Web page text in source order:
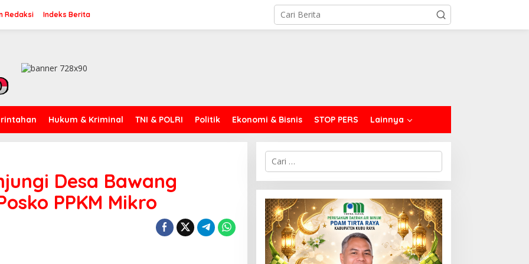
Redaksi Indeks Berita
Hukum & Kriminal TNI & POLRI Politik Ekonomi & Bisnis STOP PERS Lainnya
Desa Bawang
PPKM Mikro
C
i
u
n
t
u
k
: